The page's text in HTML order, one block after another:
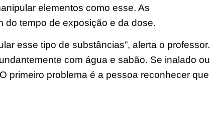
elementos como esse. As
do tempo de exposição e da dose.
esse tipo de substâncias”, alerta o professor.
com água e sabão. Se inalado ou
primeiro problema é a pessoa reconhecer que